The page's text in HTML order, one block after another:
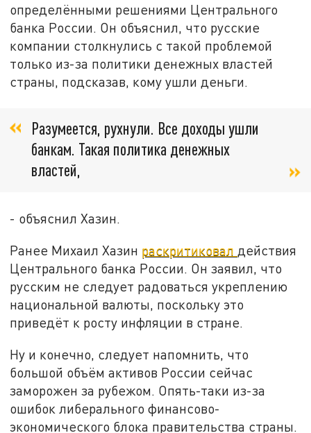
определёнными решениями Центрального
банка России. Он объяснил, что русские
компании столкнулись с такой проблемой
только из-за политики денежных властей
страны, подсказав, кому ушли деньги.
Разумеется, рухнули. Все доходы ушли
банкам. Такая политика денежных
властей,
- объяснил Хазин.
Ранее Михаил Хазин раскритиковал действия
Центрального банка России. Он заявил, что
русским не следует радоваться укреплению
национальной валюты, поскольку это
приведёт к росту инфляции в стране.
Ну и конечно, следует напомнить, что
большой объём активов России сейчас
заморожен за рубежом. Опять-таки из-за
ошибок либерального финансово-
экономического блока правительства страны.